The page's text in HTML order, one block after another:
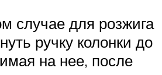
случае для розжига
ручку колонки до
на нее, после